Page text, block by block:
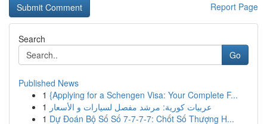
Report Page
Search
Go
Published News
1 {Applying for a Schengen Visa: Your Complete F...
1 عربيات كورية: مرشد مفصل لسيارات و الأسعار
1 Dự Đoán Bộ Số Số 7-7-7-7: Chốt Số Thượng H...